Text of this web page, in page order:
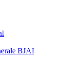
BJAI